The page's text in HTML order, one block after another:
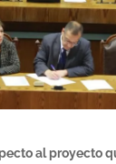
al proyecto